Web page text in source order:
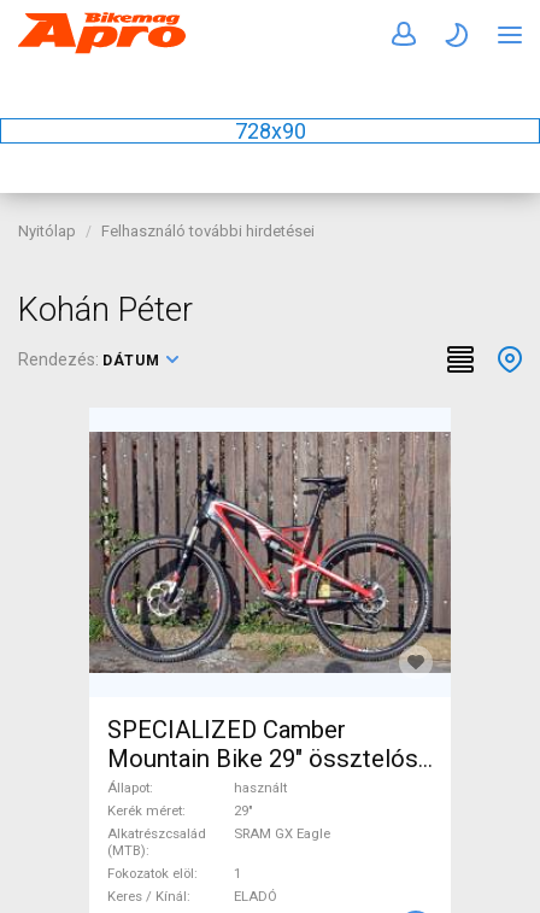
728x90
Nyitólap Felhasználó további hirdetései
Kohán Péter
Rendezés: DÁTUM
SPECIALIZED Camber
Mountain Bike 29" össztelós
/ fully SRAM GX Eagle
használt ELADÓ
Állapot
használt
Kerék méret
29"
Alkatrészcsalád
(MTB)
SRAM GX Eagle
Fokozatok elöl
1
Keres / Kínál
ELADÓ